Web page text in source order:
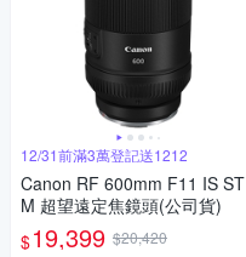
12/31前滿3萬登記送1212
Canon RF 600mm F11 IS ST
M 超望遠定焦鏡頭(公司貨)
$19,399 $20,420